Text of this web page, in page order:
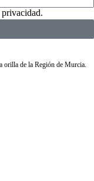
.
orilla de la Región de Murcia.